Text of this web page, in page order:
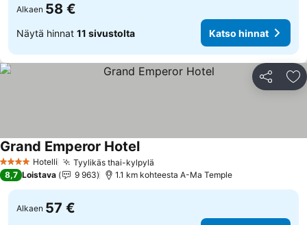
Alkaen 58 €
Näytä hinnat 11 sivustolta Katso hinnat
Jaa
4 Tähtiluokitus
Hotelli Tyylikäs thai-kylpylä
Grand Emperor Hotel
8,7 Loistava 9 963 1.1 km kohteesta A-Ma Temple
Alkaen 57 €